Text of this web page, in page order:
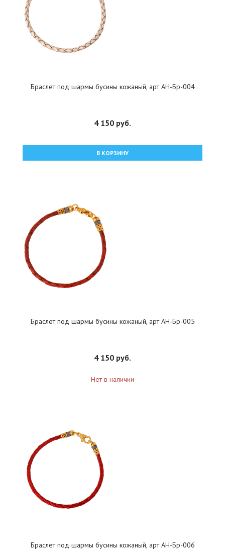
Браслет под шармы бусины кожаный, арт АН-Бр-004
4 150 руб.
В КОРЗИНУ
Браслет под шармы бусины кожаный, арт АН-Бр-005
4 150 руб.
Нет в наличии
Браслет под шармы бусины кожаный, арт АН-Бр-006